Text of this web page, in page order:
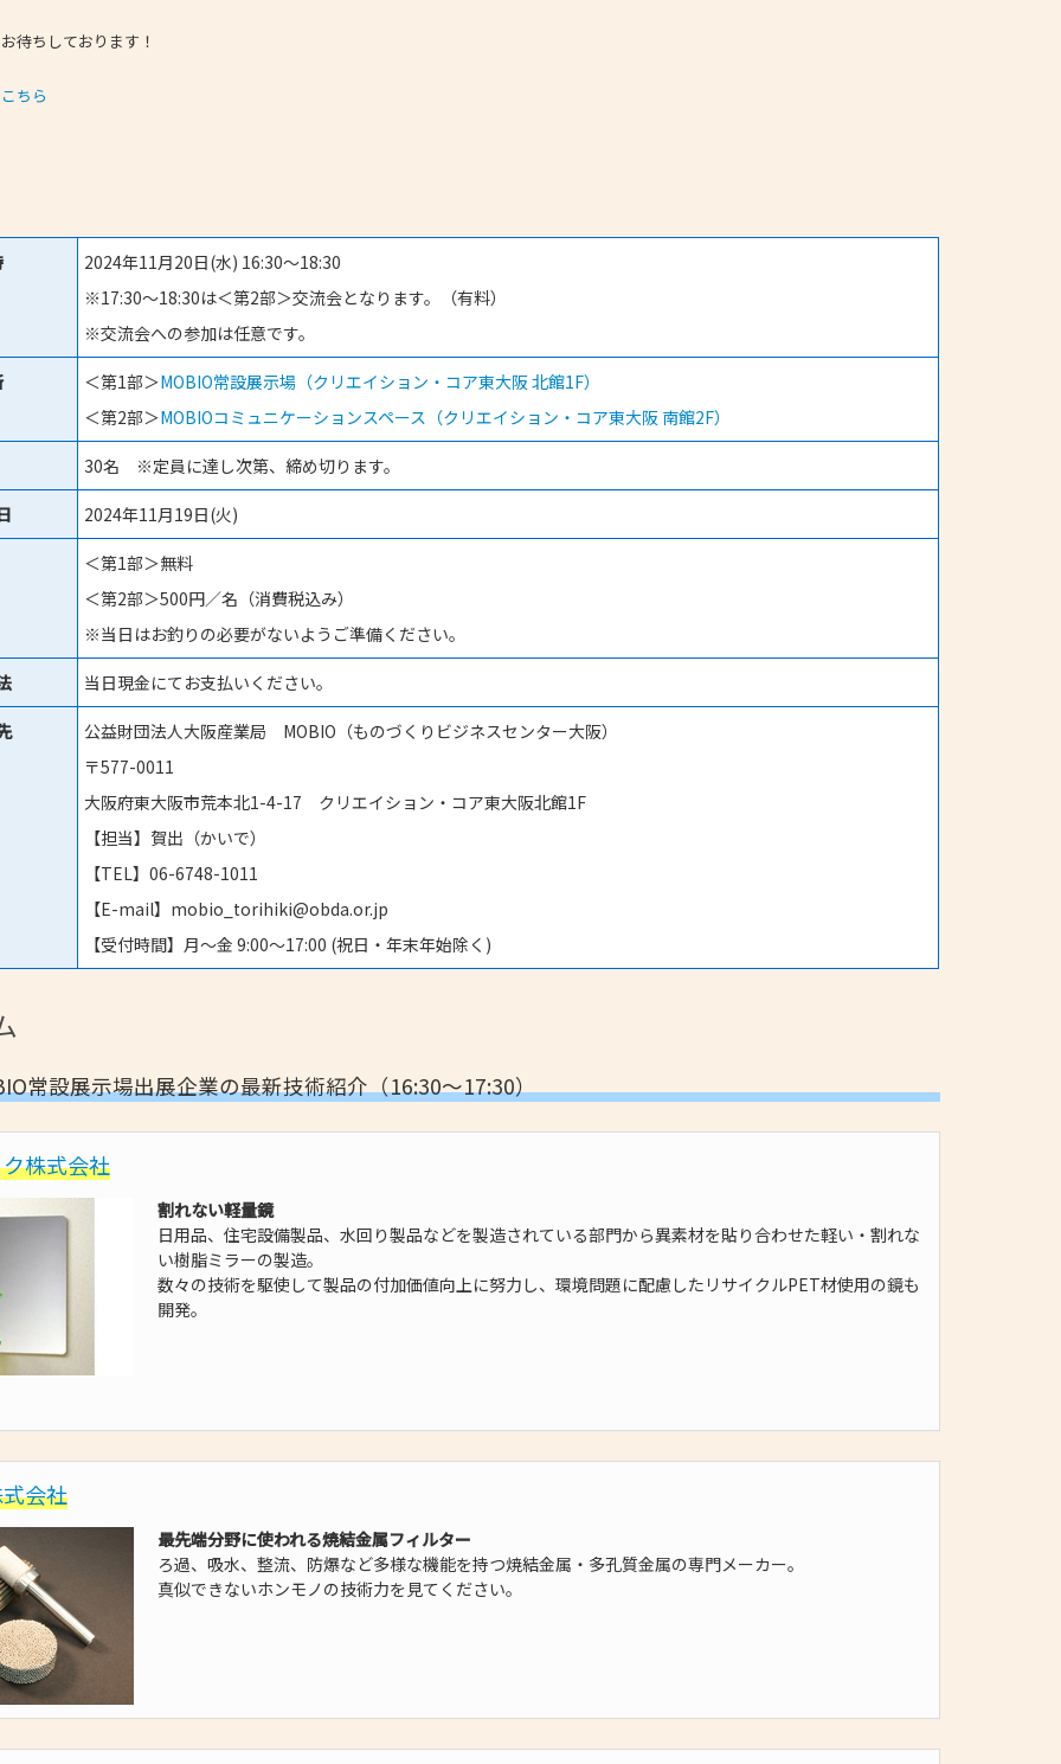
待ちしております！
こちら
2024年11月20日(水) 16:30～18:30
※17:30～18:30は＜第2部＞交流会となります。（有料）
※交流会への参加は任意です。
＜第1部＞MOBIO常設展示場（クリエイション・コア東大阪 北館1F）
＜第2部＞MOBIOコミュニケーションスペース（クリエイション・コア東大阪 南館2F）
30名 ※定員に達し次第、締め切ります。
2024年11月19日(火)
＜第1部＞無料
＜第2部＞500円／名（消費税込み）
※当日はお釣りの必要がないようご準備ください。
当日現金にてお支払いください。
公益財団法人大阪産業局 MOBIO（ものづくりビジネスセンター大阪）
〒577-0011
大阪府東大阪市荒本北1-4-17 クリエイション・コア東大阪北館1F
【担当】賀出（かいで）
【TEL】06-6748-1011
【E-mail】mobio_torihiki@obda.or.jp
【受付時間】月〜金 9:00〜17:00 (祝日・年末年始除く)
常設展示場出展企業の最新技術紹介（16:30～17:30）
株式会社
割れない軽量鏡
日用品、住宅設備製品、水回り製品などを製造されている部門から異素材を貼り合わせた軽い・割れな
い樹脂ミラーの製造。
数々の技術を駆使して製品の付加価値向上に努力し、環境問題に配慮したリサイクルPET材使用の鏡も
開発。
会社
最先端分野に使われる焼結金属フィルター
ろ過、吸水、整流、防爆など多様な機能を持つ焼結金属・多孔質金属の専門メーカー。
真似できないホンモノの技術力を見てください。